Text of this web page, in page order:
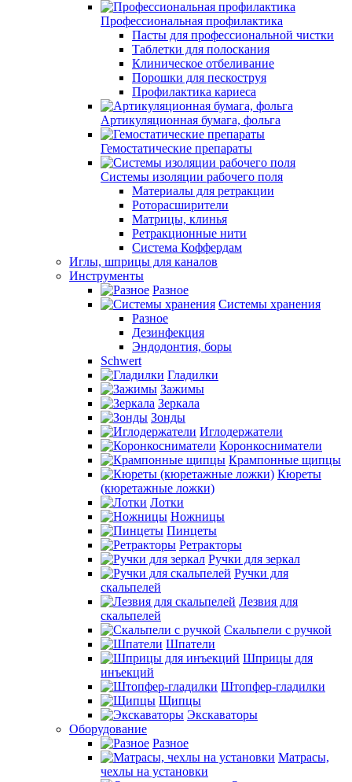
Профессиональная профилактика
Пасты для профессиональной чистки
Таблетки для полоскания
Клиническое отбеливание
Порошки для пескоструя
Профилактика кариеса
Артикуляционная бумага, фольга
Гемостатические препараты
Системы изоляции рабочего поля
Материалы для ретракции
Роторасширители
Матрицы, клинья
Ретракционные нити
Система Коффердам
Иглы, шприцы для каналов
Инструменты
Разное
Системы хранения
Разное
Дезинфекция
Эндодонтия, боры
Schwert
Гладилки
Зажимы
Зеркала
Зонды
Иглодержатели
Коронкосниматели
Крампонные щипцы
Кюреты
(кюретажные ложки)
Лотки
Ножницы
Пинцеты
Ретракторы
Ручки для зеркал
Ручки для
скальпелей
Лезвия для
скальпелей
Скальпели с ручкой
Шпатели
Шприцы для
инъекций
Штопфер-гладилки
Щипцы
Экскаваторы
Оборудование
Разное
Матрасы,
чехлы на установки